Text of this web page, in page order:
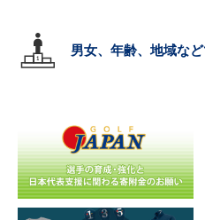
男女、年齢、地域な